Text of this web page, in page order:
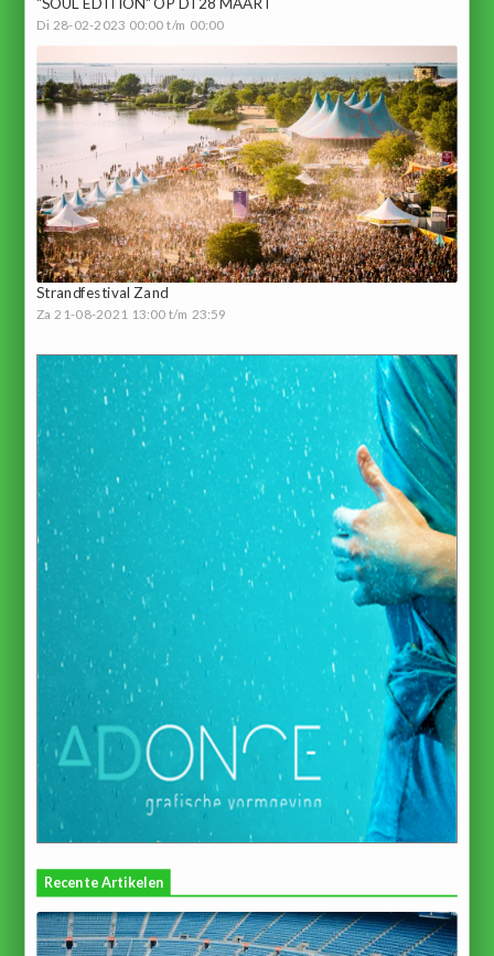
Di 28-02-2023 00:00 t/m 00:00
Strandfestival Zand
Za 21-08-2021 13:00 t/m 23:59
Recente Artikelen